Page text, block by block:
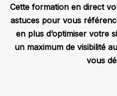
Cette formation en direct
astuces pour vous
en plus d’optimiser votre
un maximum de visibilité
vous